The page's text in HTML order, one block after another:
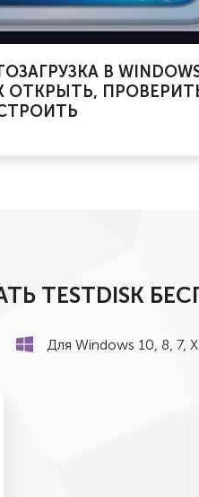
В
ОТКРЫТЬ,
TESTDISK
Для Windows 10, 8, 7,